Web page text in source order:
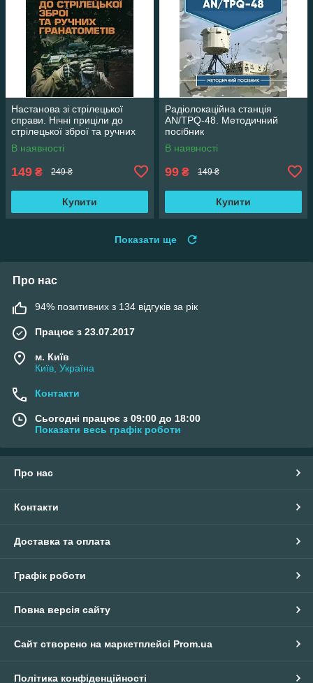
Настанова зі стрілецької
справи. Нічні приціли до
стрілецької зброї та ручних
гранатометів
В наявності
149 ₴ 249 ₴
Купити
Радіолокаційна станція
AN/TPQ-48. Методичний
посібник
В наявності
99 ₴ 149 ₴
Купити
Показати ще
Про нас
94% позитивних з 134 відгуків за рік
Працює з 23.07.2017
м. Київ
Київ, Україна
Контакти
Сьогодні працює з 09:00 до 18:00
Показати весь графік роботи
Про нас
Контакти
Доставка та оплата
Графік роботи
Повна версія сайту
Сайт створено на маркетплейсі Prom.ua
Політика конфіденційності